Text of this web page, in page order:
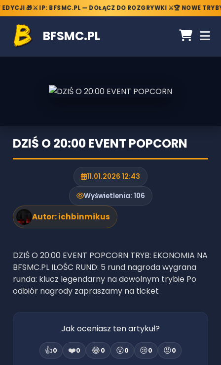
🎁⚔️ IP: BFSMC.PL — DOŁĄCZ DO ROZGRYWKI ⚔️🏆 NOWE
BFSMC.PL
DZIŚ O 20:00 EVENT POPCORN
11.01.2026 12:43
Wyświetlenia: 106
Autor:ichbinmikus
DZIŚ O 20:00 EVENT POPCORN TRYB: EKONOMIA NA
BFSMC.PL ILOŚC RUND: 5 rund nagroda wygrana
runda: klucz legendarny na dowolnym trybie Po
odbiór nagrody zapraszamy na ticket
Jak oceniasz ten artykuł?
👍0 ❤️0 😂0 😮0 😢0 😡0